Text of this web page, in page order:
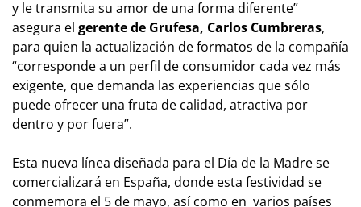
y le transmita su amor de una forma diferente”
asegura el gerente de Grufesa, Carlos Cumbreras,
para quien la actualización de formatos de la compañía
“corresponde a un perfil de consumidor cada vez más
exigente, que demanda las experiencias que sólo
puede ofrecer una fruta de calidad, atractiva por
dentro y por fuera”.
Esta nueva línea diseñada para el Día de la Madre se
comercializará en España, donde esta festividad se
conmemora el 5 de mayo, así como en varios países